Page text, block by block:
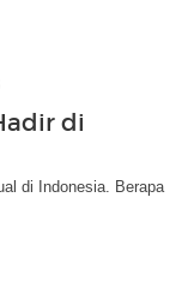
di
di Indonesia. Berapa